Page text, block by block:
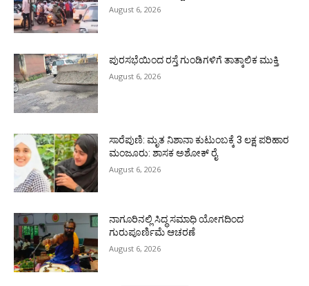
August 6, 2026
ಪುರಸಭೆಯಿಂದ ರಸ್ತೆ ಗುಂಡಿಗಳಿಗೆ ತಾತ್ಕಾಲಿಕ ಮುಕ್ತಿ
August 6, 2026
ಸಾರೆಪುಣಿ: ಮೃತ ನಿಶಾನಾ ಕುಟುಂಬಕ್ಕೆ 3 ಲಕ್ಷ ಪರಿಹಾರ
ಮಂಜೂರು: ಶಾಸಕ ಅಶೋಕ್ ರೈ
August 6, 2026
ನಾಗೂರಿನಲ್ಲಿ ಸಿದ್ಧ ಸಮಾಧಿ ಯೋಗದಿಂದ
ಗುರುಪೂರ್ಣಿಮೆ ಆಚರಣೆ
August 6, 2026